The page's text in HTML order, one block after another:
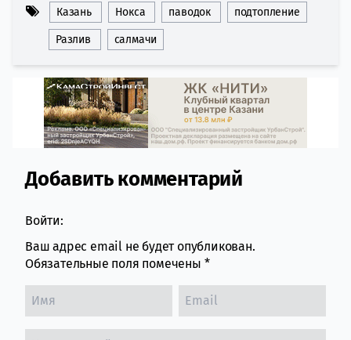
Казань Нокса паводок подтопление
Разлив салмачи
Comment section
Добавить комментарий
Войти:
Ваш адрес email не будет опубликован.
Обязательные поля помечены *